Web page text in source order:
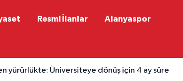
Resmi İlanlar Alanyaspor
yürürlükte: Üniversiteye dönüş için 4 ay süre